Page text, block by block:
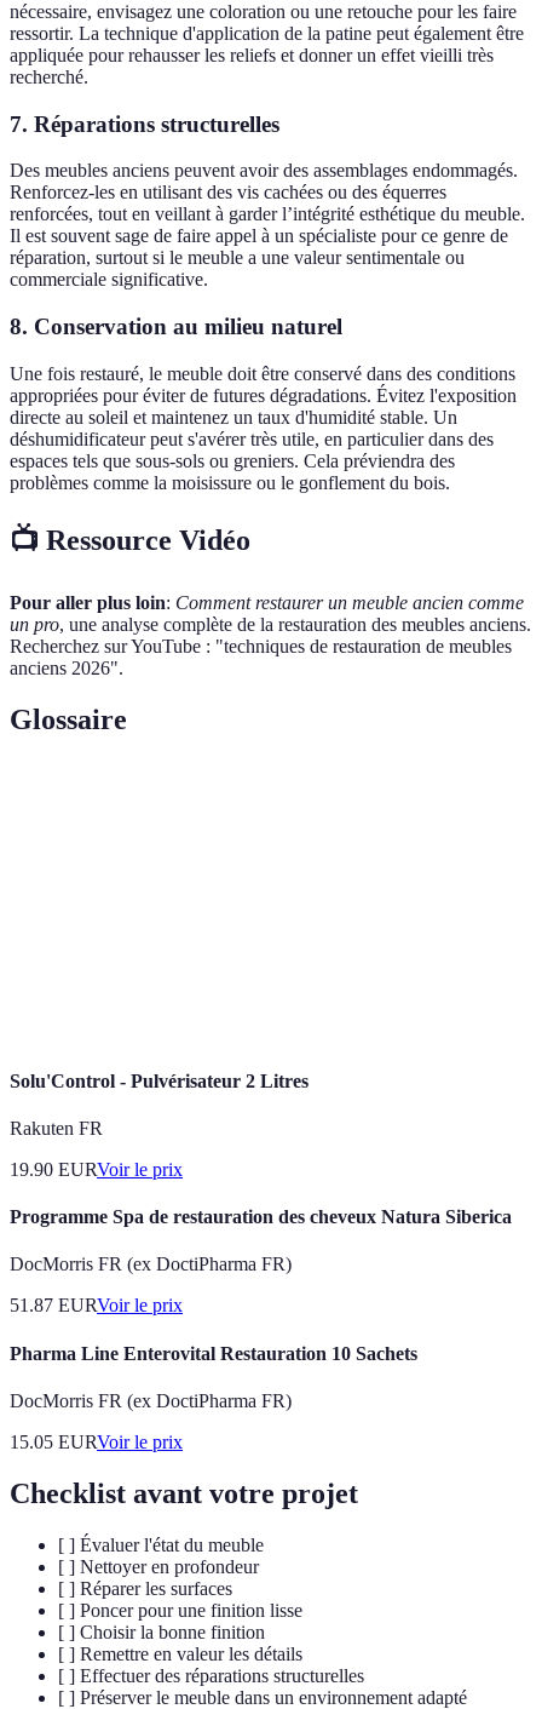
nécessaire, envisagez une coloration ou une retouche pour les faire
ressortir. La technique d'application de la patine peut également être
appliquée pour rehausser les reliefs et donner un effet vieilli très
recherché.
7. Réparations structurelles
Des meubles anciens peuvent avoir des assemblages endommagés.
Renforcez-les en utilisant des vis cachées ou des équerres
renforcées, tout en veillant à garder l’intégrité esthétique du meuble.
Il est souvent sage de faire appel à un spécialiste pour ce genre de
réparation, surtout si le meuble a une valeur sentimentale ou
commerciale significative.
8. Conservation au milieu naturel
Une fois restauré, le meuble doit être conservé dans des conditions
appropriées pour éviter de futures dégradations. Évitez l'exposition
directe au soleil et maintenez un taux d'humidité stable. Un
déshumidificateur peut s'avérer très utile, en particulier dans des
espaces tels que sous-sols ou greniers. Cela préviendra des
problèmes comme la moisissure ou le gonflement du bois.
📺 Ressource Vidéo
Pour aller plus loin: Comment restaurer un meuble ancien comme
un pro, une analyse complète de la restauration des meubles anciens.
Recherchez sur YouTube : "techniques de restauration de meubles
anciens 2026".
Glossaire
Solu'Control - Pulvérisateur 2 Litres
Rakuten FR
19.90 EURVoir le prix
Programme Spa de restauration des cheveux Natura Siberica
DocMorris FR (ex DoctiPharma FR)
51.87 EURVoir le prix
Pharma Line Enterovital Restauration 10 Sachets
DocMorris FR (ex DoctiPharma FR)
15.05 EURVoir le prix
Checklist avant votre projet
[ ] Évaluer l'état du meuble
[ ] Nettoyer en profondeur
[ ] Réparer les surfaces
[ ] Poncer pour une finition lisse
[ ] Choisir la bonne finition
[ ] Remettre en valeur les détails
[ ] Effectuer des réparations structurelles
[ ] Préserver le meuble dans un environnement adapté